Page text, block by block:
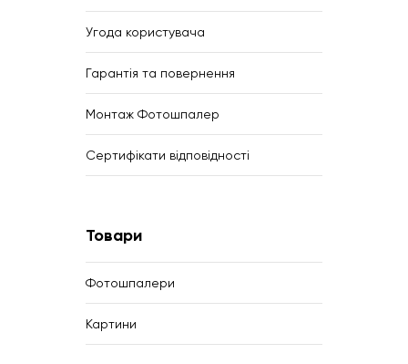
Угода користувача
Гарантія та повернення
Монтаж Фотошпалер
Сертифікати відповідності
Товари
Фотошпалери
Картини